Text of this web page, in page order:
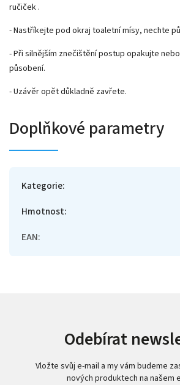
ručiček .
- Nastříkejte pod okraj toaletní mísy, nechte
- Při silnějším znečištění postup opakujte
působení.
- Uzávěr opět důkladně zavřete.
Doplňkové parametry
Kategorie:
Hmotnost:
EAN:
Odebírat
Vložte svůj e-mail a my vám budeme
nových produktech na našem